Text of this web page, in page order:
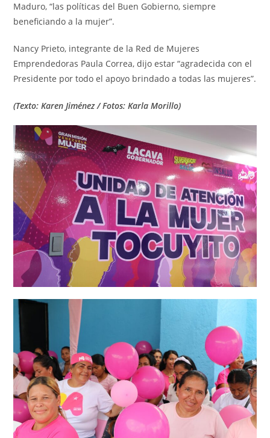
Maduro, “las políticas del Buen Gobierno, siempre
beneficiando a la mujer”.
Nancy Prieto, integrante de la Red de Mujeres
Emprendedoras Paula Correa, dijo estar “agradecida con el
Presidente por todo el apoyo brindado a todas las mujeres”.
(Texto: Karen Jiménez / Fotos: Karla Morillo)